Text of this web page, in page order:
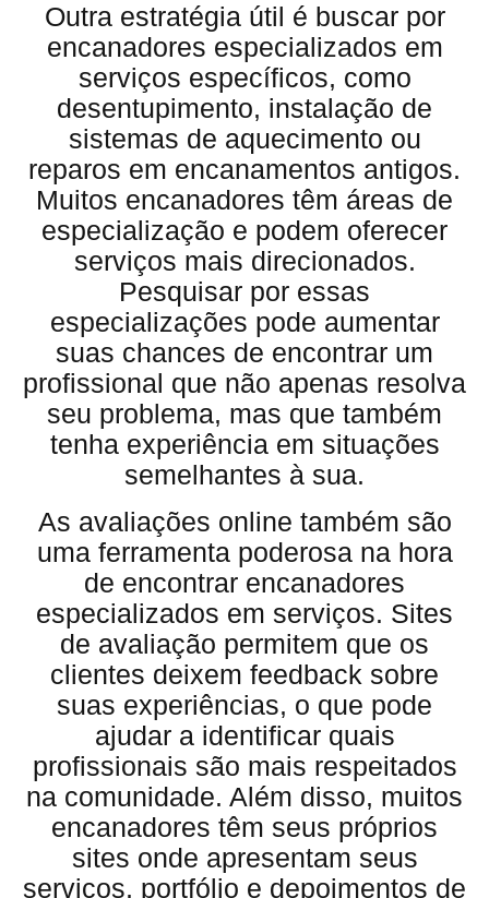
Outra estratégia útil é buscar por
encanadores especializados em
serviços específicos, como
desentupimento, instalação de
sistemas de aquecimento ou
reparos em encanamentos antigos.
Muitos encanadores têm áreas de
especialização e podem oferecer
serviços mais direcionados.
Pesquisar por essas
especializações pode aumentar
suas chances de encontrar um
profissional que não apenas resolva
seu problema, mas que também
tenha experiência em situações
semelhantes à sua.
As avaliações online também são
uma ferramenta poderosa na hora
de encontrar encanadores
especializados em serviços. Sites
de avaliação permitem que os
clientes deixem feedback sobre
suas experiências, o que pode
ajudar a identificar quais
profissionais são mais respeitados
na comunidade. Além disso, muitos
encanadores têm seus próprios
sites onde apresentam seus
serviços, portfólio e depoimentos de